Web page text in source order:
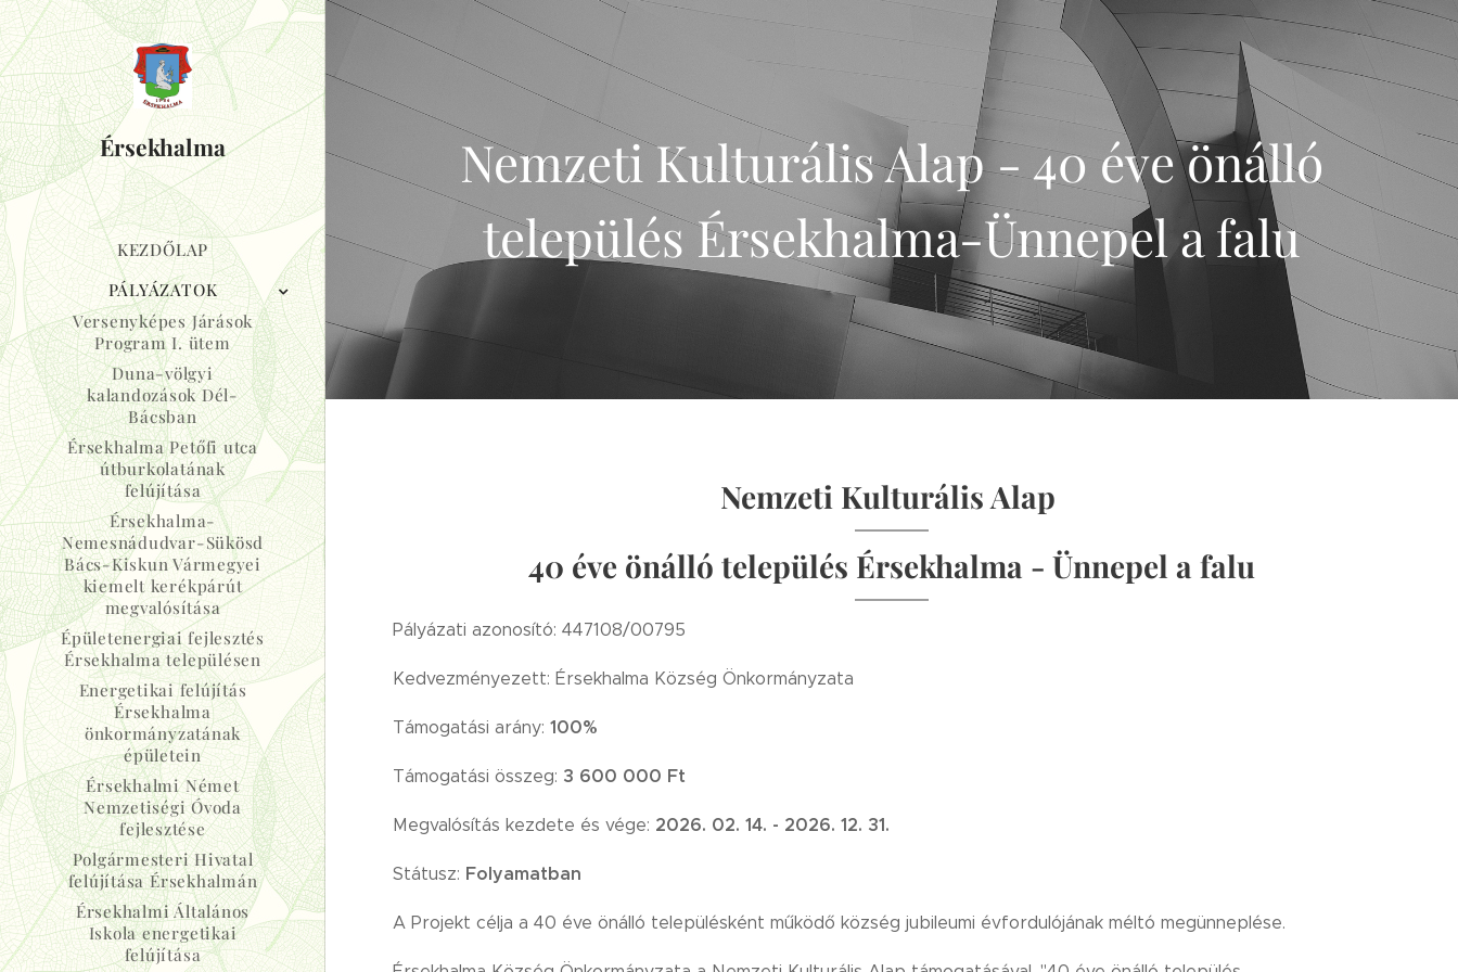
Érsekhalma
KEZDŐLAP
PÁLYÁZATOK
Versenyképes Járások
Program I. ütem
Duna-völgyi
kalandozások Dél-
Bácsban
Érsekhalma Petőfi utca
útburkolatának
felújítása
Érsekhalma-
Nemesnádudvar-Sükösd
Bács-Kiskun Vármegyei
kiemelt kerékpárút
megvalósítása
Épületenergiai fejlesztés
Érsekhalma településen
Energetikai felújítás
Érsekhalma
önkormányzatának
épületein
Érsekhalmi Német
Nemzetiségi Óvoda
fejlesztése
Polgármesteri Hivatal
felújítása Érsekhalmán
Érsekhalmi Általános
Iskola energetikai
felújítása
Nemzeti Kulturális Alap - 40 éve önálló
település Érsekhalma-Ünnepel a falu
Nemzeti Kulturális Alap
40 éve önálló település Érsekhalma - Ünnepel a falu
Pályázati azonosító: 447108/00795
Kedvezményezett: Érsekhalma Község Önkormányzata
Támogatási arány: 100%
Támogatási összeg: 3 600 000 Ft
Megvalósítás kezdete és vége: 2026. 02. 14. - 2026. 12. 31.
Státusz: Folyamatban
A Projekt célja a 40 éve önálló településként működő község jubileumi évfordulójának méltó megünneplése.